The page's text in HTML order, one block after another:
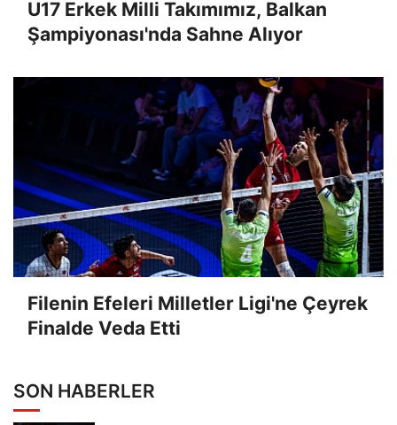
U17 Erkek Milli Takımımız, Balkan
Şampiyonası'nda Sahne Alıyor
Filenin Efeleri Milletler Ligi'ne Çeyrek
Finalde Veda Etti
SON HABERLER